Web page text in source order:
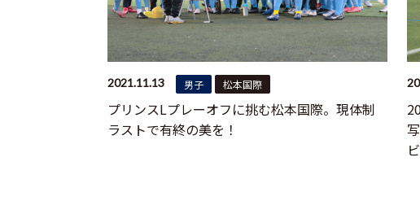
2021.11.13 男子 松本国際
プリンスLプレーオフに挑む松本国際。現体制
ラストで有終の美を！